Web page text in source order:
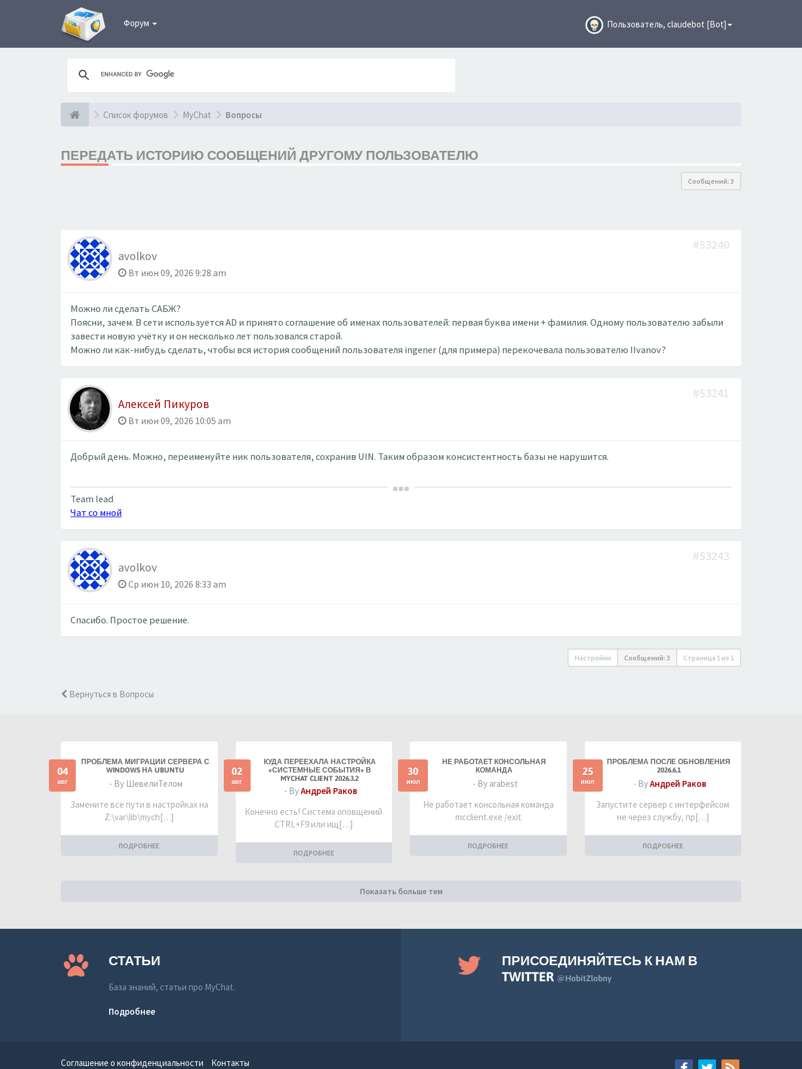
Форум Пользователь, claudebot [Bot]
Список форумов MyChat Вопросы
ПЕРЕДАТЬ ИСТОРИЮ СООБЩЕНИЙ ДРУГОМУ ПОЛЬЗОВАТЕЛЮ
Сообщений: 3
avolkov
Вт июн 09, 2026 9:28 am
#53240
Можно ли сделать САБЖ?
Поясни, зачем. В сети используется AD и принято соглашение об именах пользователей: первая буква имени + фамилия. Одному пользователю забыли
завести новую учётку и он несколько лет пользовался старой.
Можно ли как-нибудь сделать, чтобы вся история сообщений пользователя ingener (для примера) перекочевала пользователю IIvanov?
Алексей Пикуров
Вт июн 09, 2026 10:05 am
#53241
Добрый день. Можно, переименуйте ник пользователя, сохранив UIN. Таким образом консистентность базы не нарушится.
Team lead
Чат со мной
avolkov
Ср июн 10, 2026 8:33 am
#53243
Спасибо. Простое решение.
Настройки Сообщений: 3 Страница 1 из 1
Вернуться в Вопросы
04
авг
ПРОБЛЕМА МИГРАЦИИ СЕРВЕРА С
WINDOWS НА UBUNTU
- By ШевелиТелом
Замените все пути в настройках на
Z:\var\lib\mych[…]
ПОДРОБНЕЕ
02
авг
КУДА ПЕРЕЕХАЛА НАСТРОЙКА
«СИСТЕМНЫЕ СОБЫТИЯ» В
MYCHAT CLIENT 2026.3.2
- ByАндрей Раков
Конечно есть! Система оповщений
CTRL+F9 или ищ[…]
ПОДРОБНЕЕ
30
июл
НЕ РАБОТАЕТ КОНСОЛЬНАЯ
КОМАНДА
- By arabest
Не работает консольная команда
mcclient.exe /exit
ПОДРОБНЕЕ
25
июл
ПРОБЛЕМА ПОСЛЕ ОБНОВЛЕНИЯ
2026.6.1
- ByАндрей Раков
Запустите сервер с интерфейсом
не через службу, пр[…]
ПОДРОБНЕЕ
Показать больше тем
СТАТЬИ
База знаний, статьи про MyChat.
Подробнее
ПРИСОЕДИНЯЙТЕСЬ К НАМ В
TWITTER @HobitZlobny
Соглашение о конфиденциальности Контакты